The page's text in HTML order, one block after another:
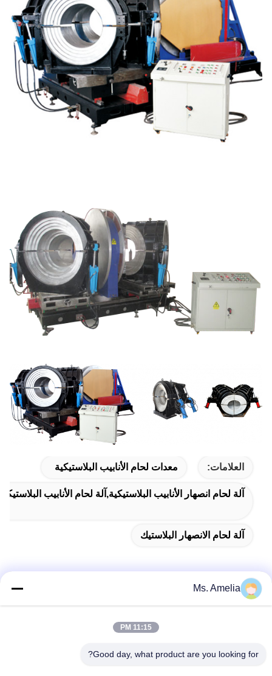
العلامات: معدات لحام الأنابيب البلاستيكية
آلة لحام انصهار الأنابيب البلاستيكية,آلة لحام الأنابيب
آلة لحام الانصهار البلاستيك
لا، لا، لا122شارع شيزانغ، مدينة ووشي، مقاطعة جيانغسو،
Ms. Amelia
11:15 PM
Good day, what product are you looking for?